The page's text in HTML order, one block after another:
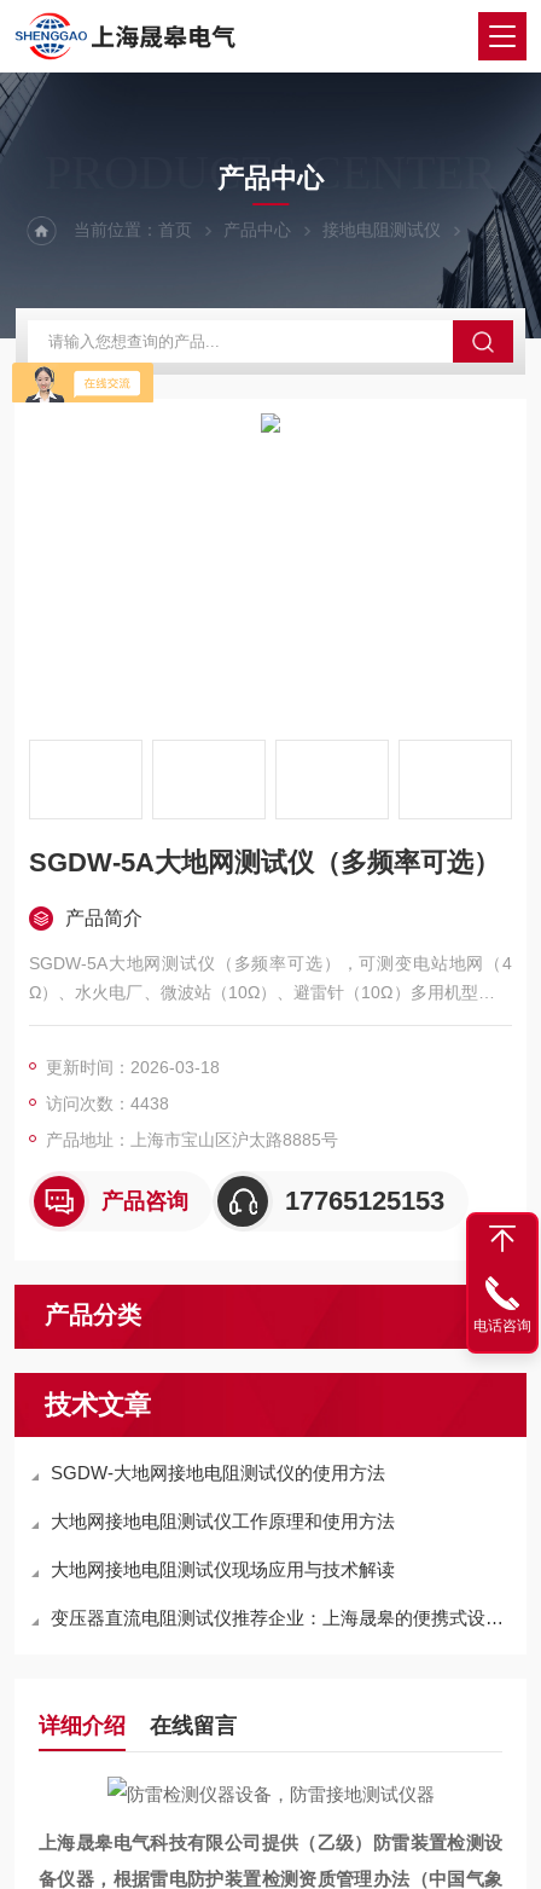
PRODUCTS CENTER
产品中心
当前位置：首页 产品中心 接地电阻测试仪 大地网
SGDW-5A大地网测试仪（多频率可选）
产品简介
SGDW-5A大地网测试仪（多频率可选），可测变电站地网（4
Ω）、水火电厂、微波站（10Ω）、避雷针（10Ω）多用机型，采
用了新型变频交流电源，并采用了微机处理控制和信号处理等措
更新时间：2026-03-18
访问次数：4438
产品地址：上海市宝山区沪太路8885号
产品咨询 17765125153
产品分类
技术文章
SGDW-大地网接地电阻测试仪的使用方法
大地网接地电阻测试仪工作原理和使用方法
大地网接地电阻测试仪现场应用与技术解读
变压器直流电阻测试仪推荐企业：上海晟皋的便携式设计适配多场景测试
详细介绍 在线留言
上海晟皋电气科技有限公司 提供（乙级）
防雷装置检测设
备仪器，根据雷电防护装置检测资质管理办法（中国气象
电话咨询